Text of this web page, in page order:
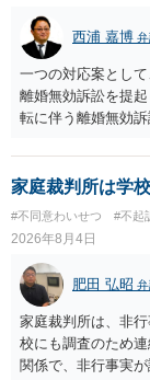
西浦 嘉博
一つの対応案とし
離婚無効訴訟を提
転に伴う離婚無効
検察官の処分判断
置づけられる様に
家庭裁判所は学
#不同意わいせつ #不起
2026年8月4日
肥田 弘昭
家庭裁判所は、非
校にも調査のため
関係で、非行事実